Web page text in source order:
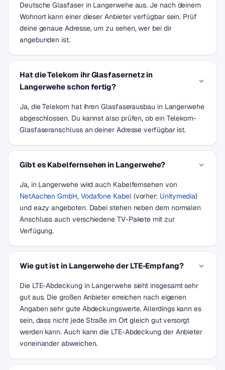
Deutsche Glasfaser in Langerwehe aus. Je nach deinem
Wohnort kann einer dieser Anbieter verfügbar sein. Prüf
deine genaue Adresse, um zu sehen, wer bei dir
angebunden ist.
Hat die Telekom ihr Glasfasernetz in
Langerwehe schon fertig?
Ja, die Telekom hat ihren Glasfaserausbau in Langerwehe
abgeschlossen. Du kannst also prüfen, ob ein Telekom-
Glasfaseranschluss an deiner Adresse verfügbar ist.
Gibt es Kabelfernsehen in Langerwehe?
Ja, in Langerwehe wird auch Kabelfernsehen von
NetAachen GmbH, Vodafone Kabel(vorher: Unitymedia)
und eazy angeboten. Dabei stehen neben dem normalen
Anschluss auch verschiedene TV-Pakete mit zur
Verfügung.
Wie gut ist in Langerwehe der LTE-Empfang?
Die LTE-Abdeckung in Langerwehe sieht insgesamt sehr
gut aus. Die großen Anbieter erreichen nach eigenen
Angaben sehr gute Abdeckungswerte. Allerdings kann es
sein, dass nicht jede Straße im Ort gleich gut versorgt
werden kann. Auch kann die LTE-Abdeckung der Anbieter
voneinander abweichen.